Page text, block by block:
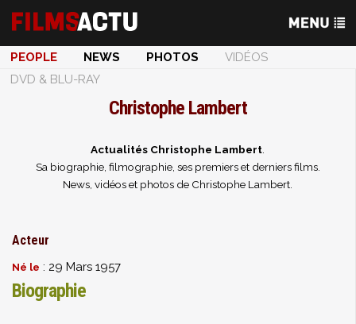
PEOPLE NEWS PHOTOS
VIDÉOS
DVD & BLU-RAY
Christophe Lambert
Actualités Christophe Lambert
Sa biographie, filmographie, ses premiers et derniers films.
News, vidéos et photos de Christophe Lambert.
Acteur
Né le : 29 Mars 1957
Biographie